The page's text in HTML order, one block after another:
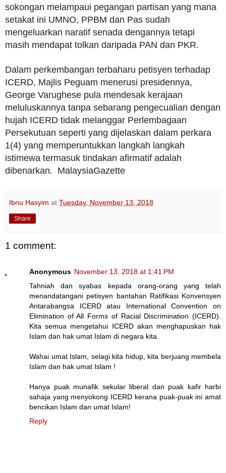
sokongan melampaui pegangan partisan yang mana
setakat ini UMNO, PPBM dan Pas sudah
mengeluarkan naratif senada dengannya tetapi
masih mendapat tolkan daripada PAN dan PKR.
Dalam perkembangan terbaharu petisyen terhadap
ICERD, Majlis Peguam menerusi presidennya,
George Varughese pula mendesak kerajaan
meluluskannya tanpa sebarang pengecualian dengan
hujah ICERD tidak melanggar Perlembagaan
Persekutuan seperti yang dijelaskan dalam perkara
1(4) yang memperuntukkan langkah langkah
istimewa termasuk tindakan afirmatif adalah
dibenarkan. MalaysiaGazette
Ibnu Hasyim at Tuesday, November 13, 2018
Share
1 comment:
Anonymous November 13, 2018 at 1:41 PM
Tahniah dan syabas kepada orang-orang yang telah
menandatangani petisyen bantahan Ratifikasi Konvensyen
Antarabangsa ICERD atau International Convention on
Elimination of All Forms of Racial Discrimination (ICERD).
Kita semua mengetahui ICERD akan menghapuskan hak
Islam dan hak umat Islam di negara kita.
Wahai umat Islam, selagi kita hidup, kita berjuang membela
Islam dan hak umat Islam !
Hanya puak munafik sekular liberal dan puak kafir harbi
sahaja yang menyokong ICERD kerana puak-puak ini amat
bencikan Islam dan umat Islam!
Reply